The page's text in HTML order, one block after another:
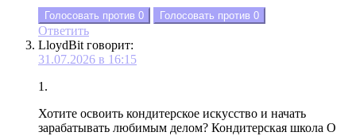
Голосовать против 0 Голосовать против 0
Ответить
LloydBit говорит:
31.07.2026 в 16:15
1.
Хотите освоить кондитерское искусство и начать
зарабатывать любимым делом? Кондитерская школа О